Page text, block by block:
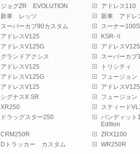
ジョグZR EVOLUTION
アドレス110
新車 レッツ
新車 アドレ
スーパーカブ90カスタム
スーナー100S
アドレスV125
KSR-Ⅱ
アドレスV125G
アドレス
グランドアクシス
スーパーカブ
アドレスV125
トリシティ
アドレスV125G
フュージョ
アドレスV125
アドレス
シグナスX SR
フュージョ
XR250
スティード
ドラッグスター250
バンディッ
Edition
CRM250R
ZRX1100
Dトラッカー カスタム WR250R